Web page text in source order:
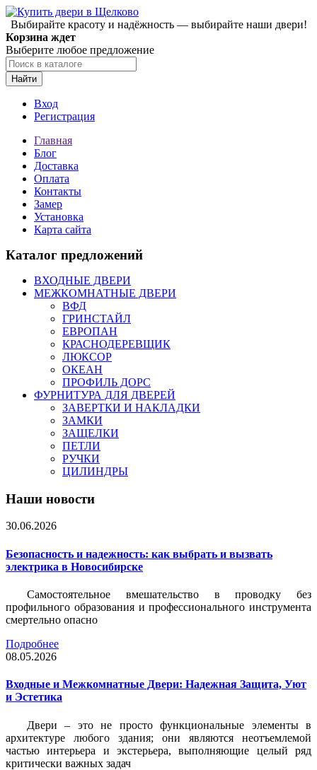
Выбирайте красоту и надёжность — выбирайте наши двери!
Корзина ждет
Выберите любое предложение
Найти
Вход
Регистрация
Главная
Блог
Доставка
Оплата
Контакты
Замер
Установка
Карта сайта
Каталог предложений
ВХОДНЫЕ ДВЕРИ
МЕЖКОМНАТНЫЕ ДВЕРИ
ВФД
ГРИНСТАЙЛ
ЕВРОПАН
КРАСНОДЕРЕВЩИК
ЛЮКСОР
ОКЕАН
ПРОФИЛЬ ДОРС
ФУРНИТУРА ДЛЯ ДВЕРЕЙ
ЗАВЕРТКИ И НАКЛАДКИ
ЗАМКИ
ЗАЩЕЛКИ
ПЕТЛИ
РУЧКИ
ЦИЛИНДРЫ
Наши новости
30.06.2026
Безопасность и надежность: как выбрать и вызвать
электрика в Новосибирске
Самостоятельное вмешательство в проводку без
профильного образования и профессионального инструмента
смертельно опасно
Подробнее
08.05.2026
Входные и Межкомнатные Двери: Надежная Защита, Уют
и Эстетика
Двери – это не просто функциональные элементы в
архитектуре любого здания; они являются неотъемлемой
частью интерьера и экстерьера, выполняющие целый ряд
критически важных задач